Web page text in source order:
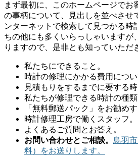
まず最初に、このホームページでお
の事柄について、見出しを並べさせ
ンターネットで検索して見つかる時
ちの他にも多くいらっしゃいますが
りますので、是非とも知っていただ
私たちにできること。
時計の修理にかかる費用につい
見積もりをするまでに要する時
私たちが修理できる時計の種類
「無料郵送パック」をお勧めす
時計修理工房で働くスタッフ。
よくあるご質問とお答え。
お問い合わせとご相談。 鳥羽
料）をお送りします。